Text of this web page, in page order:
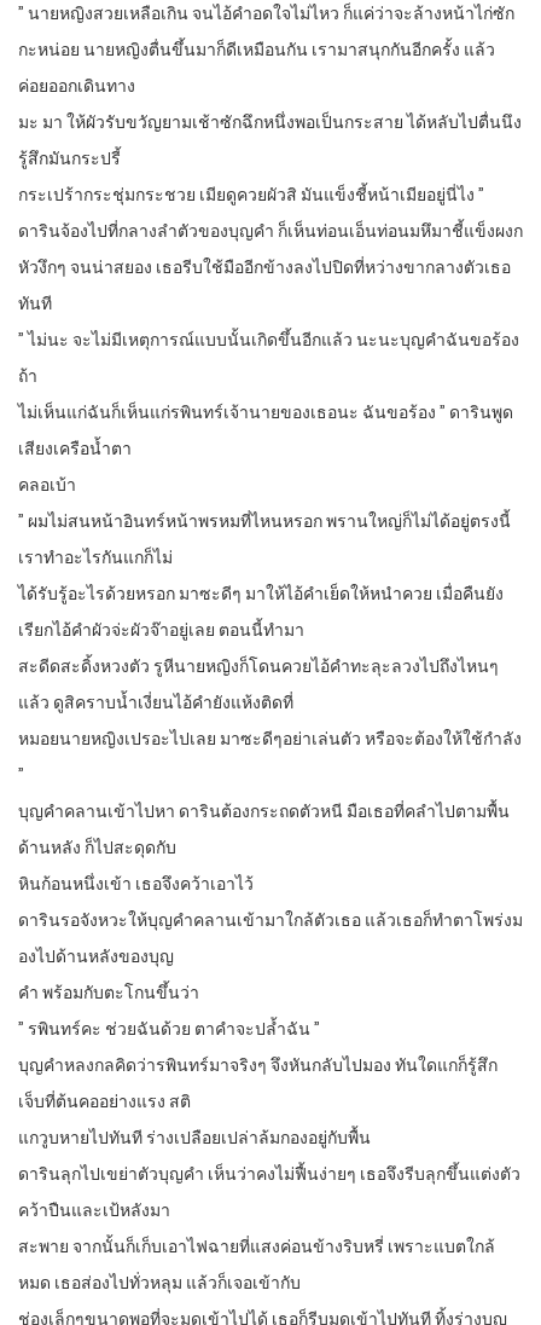
” นายหญิงสวยเหลือเกิน จนไอ้คำอดใจไม่ไหว ก็แค่ว่าจะล้างหน้าไก่ซัก
กะหน่อย นายหญิงตื่นขึ้นมาก็ดีเหมือนกัน เรามาสนุกกันอีกครั้ง แล้ว
ค่อยออกเดินทาง
มะ มา ให้ผัวรับขวัญยามเช้าซักฉึกหนึ่งพอเป็นกระสาย ได้หลับไปตื่นนึง
รู้สึกมันกระปรี้
กระเปร้ากระชุ่มกระชวย เมียดูควยผัวสิ มันแข็งชี้หน้าเมียอยู่นี่ไง ”
ดารินจ้องไปที่กลางลำตัวของบุญคำ ก็เห็นท่อนเอ็นท่อนมหึมาชี้แข็งผงก
หัวงึกๆ จนน่าสยอง เธอรีบใช้มืออีกข้างลงไปปิดที่หว่างขากลางตัวเธอ
ทันที
” ไม่นะ จะไม่มีเหตุการณ์แบบนั้นเกิดขึ้นอีกแล้ว นะนะบุญคำฉันขอร้อง
ถ้า
ไม่เห็นแก่ฉันก็เห็นแก่รพินทร์เจ้านายของเธอนะ ฉันขอร้อง ” ดารินพูด
เสียงเครือน้ำตา
คลอเบ้า
” ผมไม่สนหน้าอินทร์หน้าพรหมที่ไหนหรอก พรานใหญ่ก็ไม่ได้อยู่ตรงนี้
เราทำอะไรกันแกก็ไม่
ได้รับรู้อะไรด้วยหรอก มาซะดีๆ มาให้ไอ้คำเย็ดให้หนำควย เมื่อคืนยัง
เรียกไอ้คำผัวจ่ะผัวจ๊าอยู่เลย ตอนนี้ทำมา
สะดีดสะดิ้งหวงตัว รูหีนายหญิงก็โดนควยไอ้คำทะลุะลวงไปถึงไหนๆ
แล้ว ดูสิคราบน้ำเงี่ยนไอ้คำยังแห้งติดที่
หมอยนายหญิงเปรอะไปเลย มาซะดีๆอย่าเล่นตัว หรือจะต้องให้ใช้กำลัง
”
บุญคำคลานเข้าไปหา ดารินต้องกระถดตัวหนี มือเธอที่คลำไปตามพื้น
ด้านหลัง ก็ไปสะดุดกับ
หินก้อนหนึ่งเข้า เธอจึงคว้าเอาไว้
ดารินรอจังหวะให้บุญคำคลานเข้ามาใกล้ตัวเธอ แล้วเธอก็ทำตาโพร่งม
องไปด้านหลังของบุญ
คำ พร้อมกับตะโกนขึ้นว่า
” รพินทร์คะ ช่วยฉันด้วย ตาคำจะปล้ำฉัน ”
บุญคำหลงกลคิดว่ารพินทร์มาจริงๆ จึงหันกลับไปมอง ทันใดแกก็รู้สึก
เจ็บที่ต้นคออย่างแรง สติ
แกวูบหายไปทันที ร่างเปลือยเปล่าล้มกองอยู่กับพื้น
ดารินลุกไปเขย่าตัวบุญคำ เห็นว่าคงไม่ฟื้นง่ายๆ เธอจึงรีบลุกขึ้นแต่งตัว
คว้าปืนและเป้หลังมา
สะพาย จากนั้นก็เก็บเอาไฟฉายที่แสงค่อนข้างริบหรี่ เพราะแบตใกล้
หมด เธอส่องไปทั่วหลุม แล้วก็เจอเข้ากับ
ช่องเล็กๆขนาดพอที่จะมุดเข้าไปได้ เธอก็รีบมุดเข้าไปทันที ทิ้งร่างบุญ